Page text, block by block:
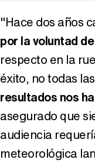
"Hace dos años
por la voluntad
respecto en la
éxito, no todas
resultados nos
asegurado que
audiencia
meteorológica